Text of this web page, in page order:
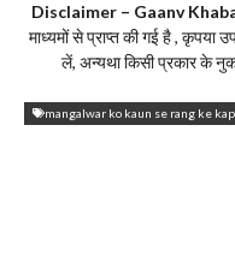
Disclaimer – Gaanv
माध्यमों से प्राप्त की गई है ,
लें, अन्यथा किसी प्रकार के
mangalwar ko kaun se rang ke